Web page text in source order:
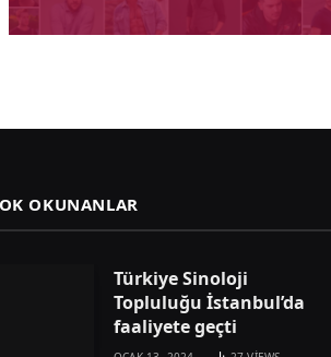
OKUNANLAR
Türkiye Sinoloji
Topluluğu İstanbul’da
faaliyete geçti